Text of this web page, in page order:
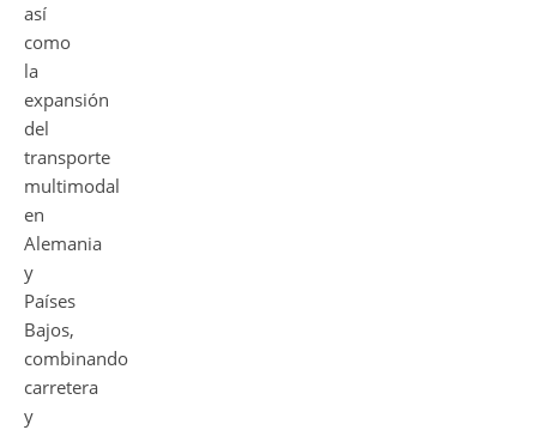
así
como
la
expansión
del
transporte
multimodal
en
Alemania
y
Países
Bajos,
combinando
carretera
y